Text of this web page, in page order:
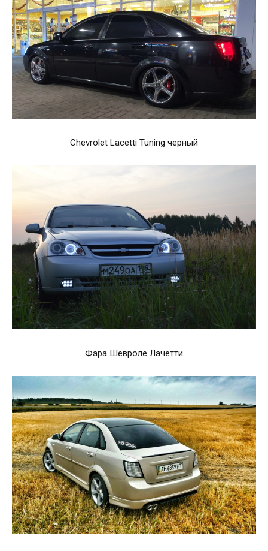
Chevrolet Lacetti Tuning черный
Фара Шевроле Лачетти